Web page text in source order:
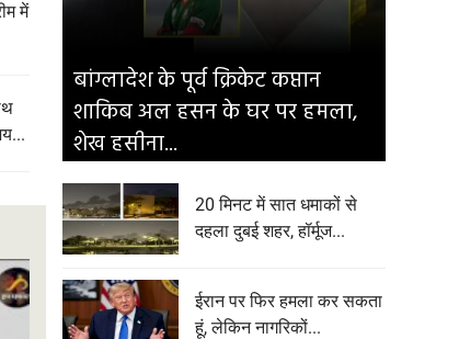
में
बांग्लादेश के पूर्व क्रिकेट कप्तान
शाकिब अल हसन के घर पर हमला,
शेख हसीना...
20 मिनट में सात धमाकों से
दहला दुबई शहर, हॉर्मूज...
ईरान पर फिर हमला कर सकता
हूं, लेकिन नागरिकों...